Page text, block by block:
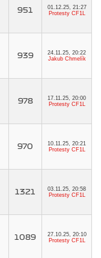
951
01.12.25, 21:27
Protesty CF1L
939
24.11.25, 20:22
Jakub Chmelík
978
17.11.25, 20:00
Protesty CF1L
970
10.11.25, 20:21
Protesty CF1L
1321
03.11.25, 20:58
Protesty CF1L
1089
27.10.25, 20:10
Protesty CF1L